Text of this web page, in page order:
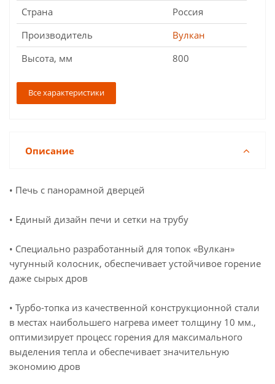
Страна
Россия
Производитель
Вулкан
Высота, мм
800
Все характеристики
Описание
• Печь с панорамной дверцей
• Единый дизайн печи и сетки на трубу
• Специально разработанный для топок «Вулкан»
чугунный колосник, обеспечивает устойчивое горение
даже сырых дров
• Турбо-топка из качественной конструкционной стали
в местах наибольшего нагрева имеет толщину 10 мм.,
оптимизирует процесс горения для максимального
выделения тепла и обеспечивает значительную
экономию дров